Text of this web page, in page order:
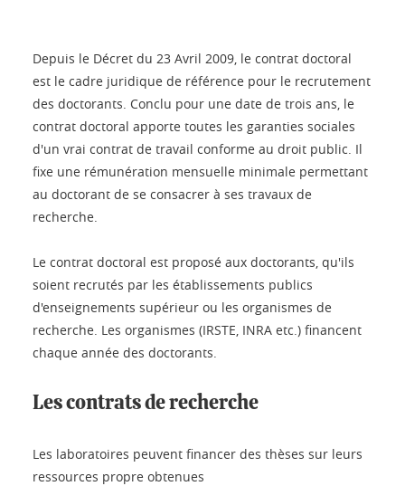
Depuis le Décret du 23 Avril 2009, le contrat doctoral
est le cadre juridique de référence pour le recrutement
des doctorants. Conclu pour une date de trois ans, le
contrat doctoral apporte toutes les garanties sociales
d'un vrai contrat de travail conforme au droit public. Il
fixe une rémunération mensuelle minimale permettant
au doctorant de se consacrer à ses travaux de
recherche.
Le contrat doctoral est proposé aux doctorants, qu'ils
soient recrutés par les établissements publics
d'enseignements supérieur ou les organismes de
recherche. Les organismes (IRSTE, INRA etc.) financent
chaque année des doctorants.
Les contrats de recherche
Les laboratoires peuvent financer des thèses sur leurs
ressources propre obtenues